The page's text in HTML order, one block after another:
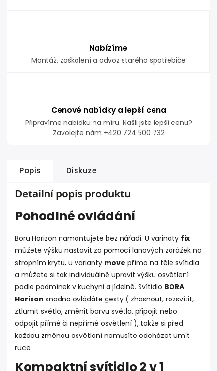
Nabízíme
Montáž, zaškolení a odvoz starého spotřebiče
Cenové nabídky a lepší cena
Připravíme nabídku na míru. Našli jste lepší cenu?
Zavolejte nám +420 724 500 732
Popis Diskuze
Detailní popis produktu
Pohodlné ovládání
Boru Horizon namontujete bez nářadí. U varinaty fix
můžete výšku nastavit za pomocí lanových zarážek na
stropním krytu, u varianty move přímo na těle svítidla
a můžete si tak individuálně upravit výšku osvětlení
podle podmínek v kuchyni a jídelně. Svítidlo BORA
Horizon snadno ovládáte gesty ( zhasnout, rozsvítit,
ztlumit světlo, změnit barvu světla, připojit nebo
odpojit přímé či nepřímé osvětlení ), takže si před
každou změnou osvětlení nemusíte odcházet umít
ruce.
Kompaktní svítidlo 2 v 1